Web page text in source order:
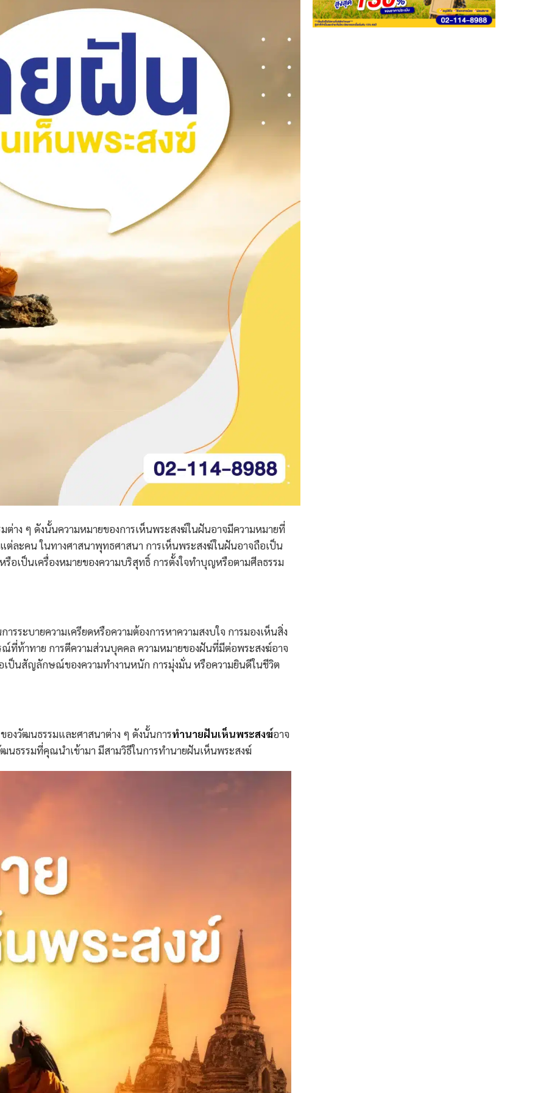
าง ๆ ดังนั้นความหมายของการเห็นพระสงฆ์ในฝันอาจมีความหมายที่
แต่ละคนในทางศาสนาพุทธศาสนา การเห็นพระสงฆ์ในฝันอาจถือเป็น
เป็นเครื่องหมายของความบริสุทธิ์ การตั้งใจทำบุญหรือตามศีลธรรม
รระบายความเครียดหรือความต้องการหาความสงบใจ การมองเห็นสิ่ง
ณ์ที่ท้าทาย การตีความส่วนบุคคล ความหมายของฝันที่มีต่อพระสงฆ์อาจ
นสัญลักษณ์ของความทำงานหนัก การมุ่งมั่น หรือความยินดีในชีวิต
งวัฒนธรรมและศาสนาต่าง ๆ ดังนั้นการทำนายฝันเห็นพระสงฆ์อาจ
ธรรมที่คุณนำเข้ามา มีสามวิธีในการทำนายฝันเห็นพระสงฆ์